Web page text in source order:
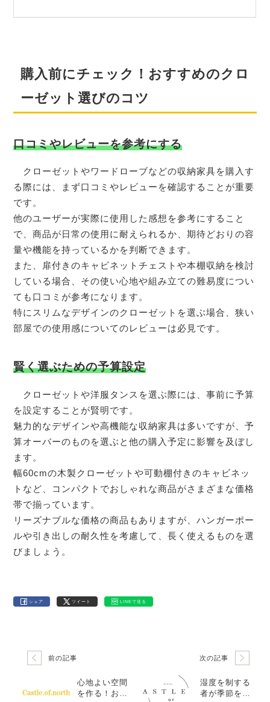
購入前にチェック！おすすめのクロ
ーゼット選びのコツ
口コミやレビューを参考にする
クローゼットやワードローブなどの収納家具を購入す
る際には、まず口コミやレビューを確認することが重要
です。
他のユーザーが実際に使用した感想を参考にすること
で、商品が日常の使用に耐えられるか、期待どおりの容
量や機能を持っているかを判断できます。
また、扉付きのキャビネットチェストや本棚収納を検討
している場合、その使い心地や組み立ての難易度につい
ても口コミが参考になります。
特にスリムなデザインのクローゼットを選ぶ場合、狭い
部屋での使用感についてのレビューは必見です。
賢く選ぶための予算設定
クローゼットや洋服タンスを選ぶ際には、事前に予算
を設定することが賢明です。
魅力的なデザインや高機能な収納家具は多いですが、予
算オーバーのものを選ぶと他の購入予定に影響を及ぼし
ます。
幅60cmの木製クローゼットや可動棚付きのキャビネッ
トなど、コンパクトでおしゃれな商品がさまざまな価格
帯で揃っています。
リーズナブルな価格の商品もありますが、ハンガーポー
ルや引き出しの耐久性を考慮して、長く使えるものを選
びましょう。
シェア ツイート LINEで送る
前の記事
心地よい空間
を作る！おし
次の記事
湿度を制する
者が季節を制